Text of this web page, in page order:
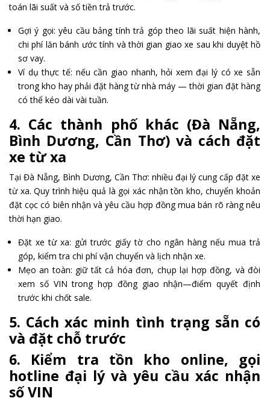
toán lãi suất và số tiền trả trước.
Gợi ý gọi: yêu cầu bảng tính trả góp theo lãi suất hiện hành,
chi phí lăn bánh ước tính và thời gian giao xe sau khi duyệt hồ
sơ vay.
Ví dụ thực tế: nếu cần giao nhanh, hỏi xem đại lý có xe sẵn
trong kho hay phải đặt hàng từ nhà máy — thời gian đặt hàng
có thể kéo dài vài tuần.
4. Các thành phố khác (Đà Nẵng,
Bình Dương, Cần Thơ) và cách đặt
xe từ xa
Tại Đà Nẵng, Bình Dương, Cần Thơ: nhiều đại lý cung cấp đặt xe
từ xa. Quy trình hiệu quả là gọi xác nhận tồn kho, chuyển khoản
đặt cọc có biên nhận và yêu cầu hợp đồng mua bán rõ ràng nêu
thời hạn giao.
Đặt xe từ xa: gửi trước giấy tờ cho ngân hàng nếu mua trả
góp, kiểm tra chi phí vận chuyển và lịch nhận xe.
Mẹo an toàn: giữ tất cả hóa đơn, chụp lại hợp đồng, và đòi
xem số VIN trong hợp đồng giao nhận—điểm quyết định
trước khi chốt sale.
5. Cách xác minh tình trạng sẵn có
và đặt chỗ trước
6. Kiểm tra tồn kho online, gọi
hotline đại lý và yêu cầu xác nhận
số VIN